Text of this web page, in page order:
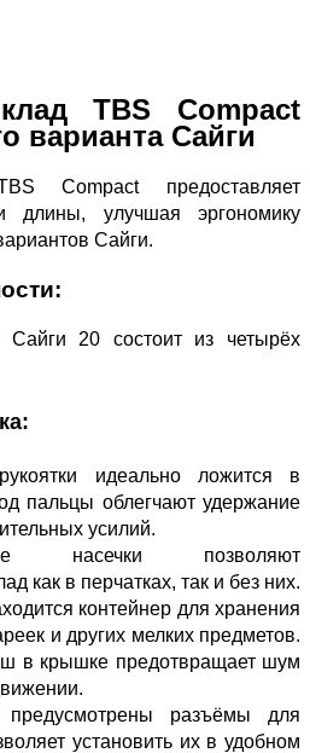
TBS Compact
варианта Сайги
Compact предоставляет
длины, улучшая эргономику
Сайги.
20 состоит из четырёх
идеально ложится в
пальцы облегчают удержание
усилий.
насечки позволяют
как в перчатках, так и без них.
контейнер для хранения
и других мелких предметов.
в крышке предотвращает шум
разъёмы для
установить их в удобном